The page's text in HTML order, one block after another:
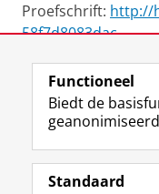
Proefschrift: http://
58f7d8083dac
View this page in:
Volg de
Functioneel
Biedt de
Standaard